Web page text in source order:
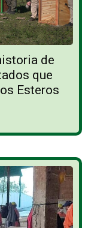
de
que
Esteros